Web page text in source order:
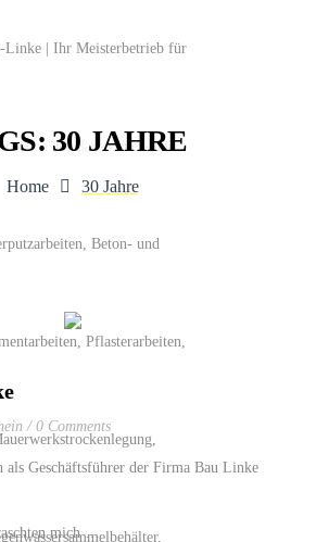
30 JAHRE
Home 30 Jahre
0 Comments
Geschäftsführer der Firma Bau Linke
mich …